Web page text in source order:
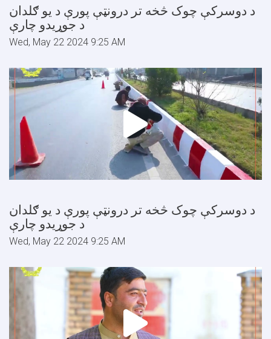
د دوسرکې چوک څخه تر درونټې پورې د یو ګلدان
د جوړیدو چارې
Wed, May 22 2024 9:25 AM
د دوسرکې چوک څخه تر درونټې پورې د یو ګلدان
د جوړیدو چارې
Wed, May 22 2024 9:25 AM